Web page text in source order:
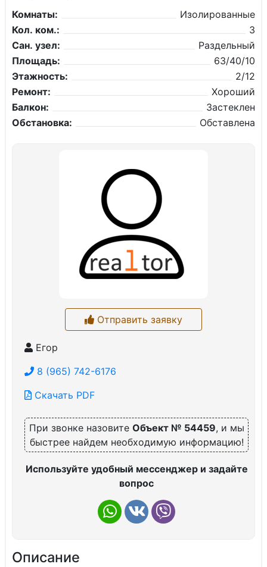
Комнаты:
Изолированные
Кол. ком.:
3
Сан. узел:
Раздельный
Площадь:
63/40/10
Этажность:
2/12
Ремонт:
Хороший
Балкон:
Застеклен
Обстановка:
Обставлена
Отправить заявку
Егор
8 (965) 742-6176
Скачать PDF
При звонке назовите Объект № 54459, и мы
быстрее найдем необходимую информацию!
Используйте удобный мессенджер и задайте
вопрос
Описание